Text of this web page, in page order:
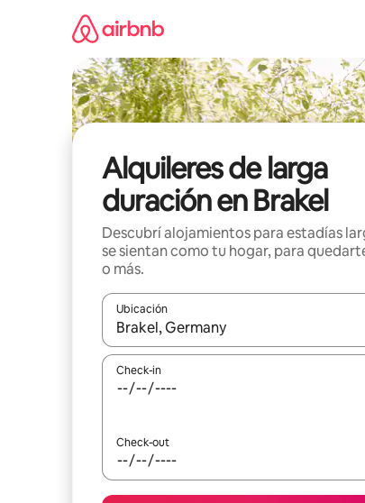
Alquileres de larga
duración en Brakel
Descubrí alojamientos para estadías
se sientan como tu hogar, para
o más.
Ubicación
Cuando los resultados estén disponibles,
Check-in
Check-out